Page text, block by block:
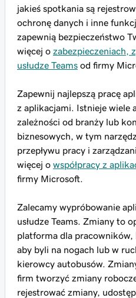
jakieś spotkania są
ochronę danych i inne
zapewnią bezpieczeństwo
więcej o zabezpieczeniach,
usłudze Teams od firmy
Zapewnij najlepszą pracę
z aplikacjami. Istnieje wiele
zależności od branży lub
biznesowych, w tym
przepływu pracy i
więcej o współpracy z
firmy Microsoft.
Zalecamy wypróbowanie
usłudze Teams. Zmiany to
platforma dla
aby byli na nogach lub w
kierowcy autobusów.
firm tworzyć zmiany
rejestrować zmiany,